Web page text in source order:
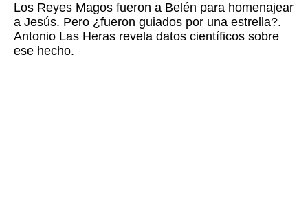
Los Reyes Magos fueron a Belén para homenajear
a Jesús. Pero ¿fueron guiados por una estrella?.
Antonio Las Heras revela datos científicos sobre
ese hecho.